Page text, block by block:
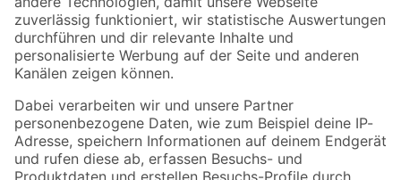
Zur Newsletter Anmeldung
Folge uns
Zahlungsarten Versandarten